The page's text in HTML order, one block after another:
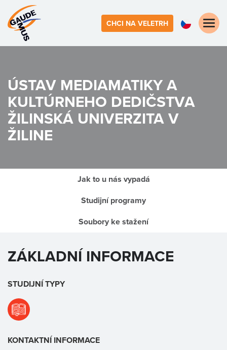
CHCI NA VELETRH
Toggle
ÚSTAV MEDIAMATIKY A
KULTÚRNEHO DEDIČSTVA
ŽILINSKÁ UNIVERZITA V
ŽILINE
Jak to u nás vypadá
Studijní programy
Soubory ke stažení
ZÁKLADNÍ INFORMACE
STUDIJNÍ TYPY
KONTAKTNÍ INFORMACE